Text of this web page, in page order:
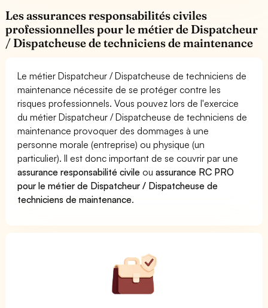
Les assurances responsabilités civiles
professionnelles pour le métier de Dispatcheur
/ Dispatcheuse de techniciens de maintenance
Le métier Dispatcheur / Dispatcheuse de techniciens de
maintenance nécessite de se protéger contre les
risques professionnels. Vous pouvez lors de l'exercice
du métier Dispatcheur / Dispatcheuse de techniciens de
maintenance provoquer des dommages à une
personne morale (entreprise) ou physique (un
particulier). Il est donc important de se couvrir par une
assurance responsabilité civile ouassurance RC PRO
pour le métier de Dispatcheur / Dispatcheuse de
techniciens de maintenance.